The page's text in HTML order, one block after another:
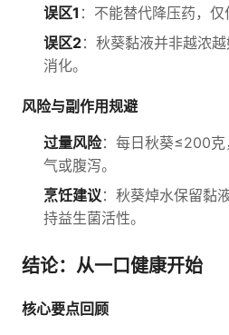
误区1 ：不能替代降压药，仅
误区2：秋葵黏液并非越浓
消化。
风险与副作用规避
过量风险：每日秋葵≤200
气或腹泻。
烹饪建议：秋葵焯水保留黏
持益生菌活性。
结论：从一口健康开始
核心要点回顾